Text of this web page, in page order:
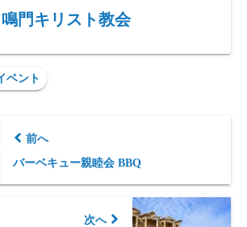
鳴門キリスト教会
ベント
前へ
バーベキュー親睦会 BBQ
次へ